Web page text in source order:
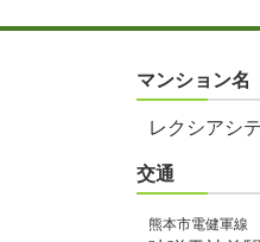
マンション名
レクシアシ
交通
熊本市電健軍線